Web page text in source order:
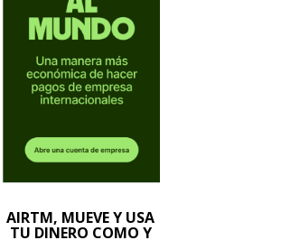
AIRTM, MUEVE Y USA
TU DINERO COMO Y